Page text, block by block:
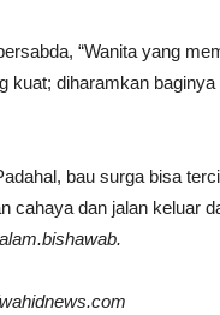
“Wanita yang
kuat; diharamkan
bau surga bisa
cahaya dan jalan keluar